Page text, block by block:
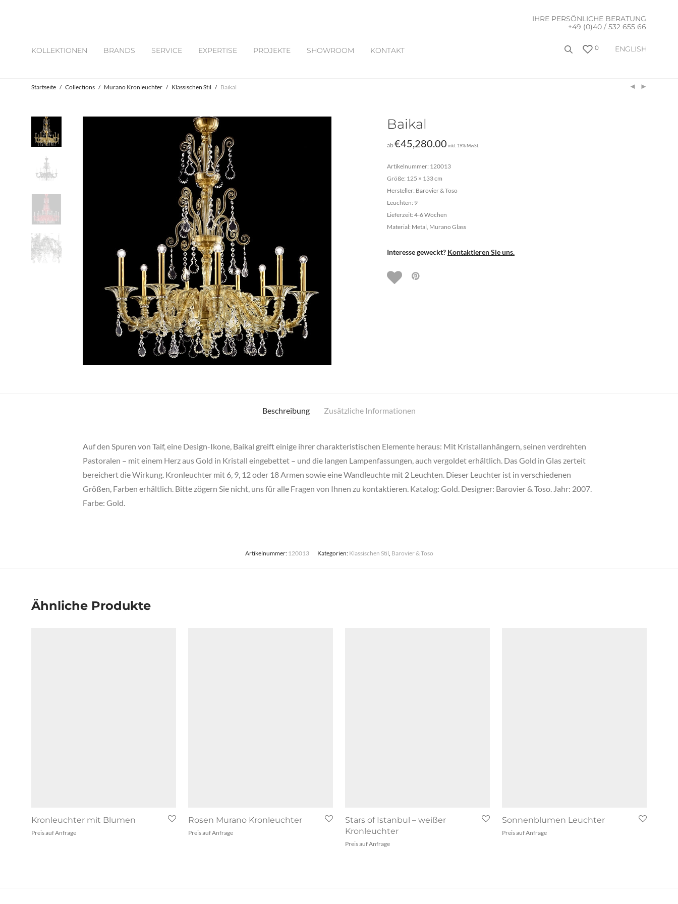
IHRE PERSÖNLICHE BERATUNG
+49 (0)40 / 532 655 66
KOLLEKTIONEN BRANDS SERVICE EXPERTISE PROJEKTE SHOWROOM KONTAKT ENGLISH
0
Startseite / Collections / Murano Kronleuchter / Klassischen Stil / Baikal
Baikal
ab€45,280.00 inkl. 19% MwSt.
Artikelnummer: 120013
Größe: 125 × 133 cm
Hersteller: Barovier & Toso
Leuchten: 9
Lieferzeit: 4-6 Wochen
Material: Metal, Murano Glass
Interesse geweckt? Kontaktieren Sie uns.
Beschreibung Zusätzliche Informationen
Auf den Spuren von Taif, eine Design-Ikone, Baikal greift einige ihrer charakteristischen Elemente heraus: Mit Kristallanhängern, seinen verdrehten
Pastoralen – mit einem Herz aus Gold in Kristall eingebettet – und die langen Lampenfassungen, auch vergoldet erhältlich. Das Gold in Glas zerteit
bereichert die Wirkung. Kronleuchter mit 6, 9, 12 oder 18 Armen sowie eine Wandleuchte mit 2 Leuchten. Dieser Leuchter ist in verschiedenen
Größen, Farben erhältlich. Bitte zögern Sie nicht, uns für alle Fragen von Ihnen zu kontaktieren. Katalog: Gold. Designer: Barovier & Toso. Jahr: 2007.
Farbe: Gold.
Artikelnummer: 120013 Kategorien: Klassischen Stil, Barovier & Toso
Ähnliche Produkte
Kronleuchter mit Blumen
Preis auf Anfrage
Rosen Murano Kronleuchter
Preis auf Anfrage
Stars of Istanbul – weißer
Kronleuchter
Preis auf Anfrage
Sonnenblumen Leuchter
Preis auf Anfrage